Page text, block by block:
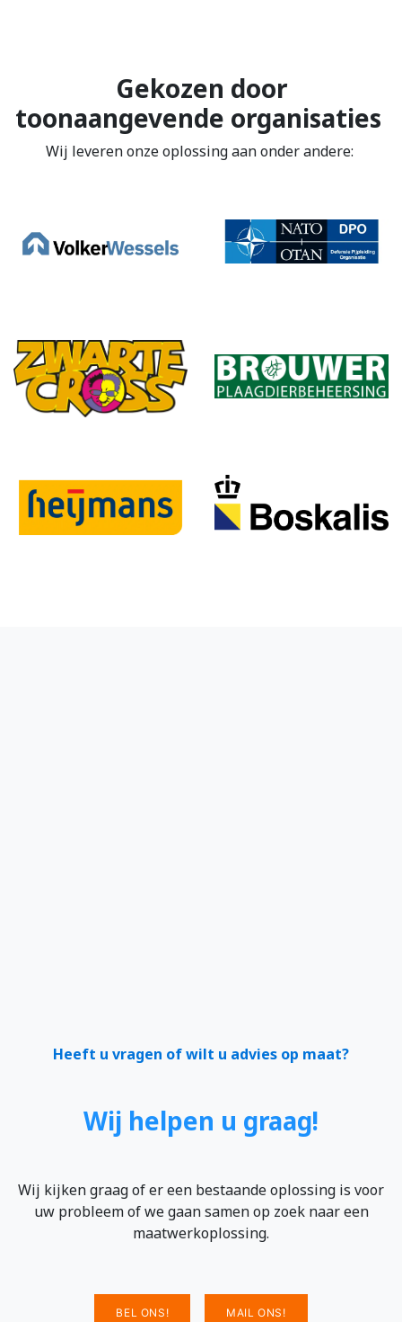
Gekozen door
toonaangevende organisaties
Wij leveren onze oplossing aan onder andere:
Heeft u vragen of wilt u advies op maat?
Wij helpen u graag!
Wij kijken graag of er een bestaande oplossing is voor
uw probleem of we gaan samen op zoek naar een
maatwerkoplossing.
BEL ONS! MAIL ONS!